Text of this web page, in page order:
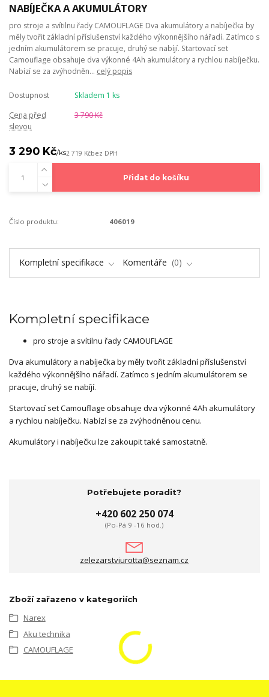
NABÍJEČKA A AKUMULÁTORY
pro stroje a svítilnu řady CAMOUFLAGE Dva akumulátory a nabíječka by
měly tvořit základní příslušenství každého výkonnějšího nářadí. Zatímco s
jedním akumulátorem se pracuje, druhý se nabíjí. Startovací set
Camouflage obsahuje dva výkonné 4Ah akumulátory a rychlou nabíječku.
Nabízí se za zvýhodněn... celý popis
Dostupnost
Skladem 1 ks
Cena před
slevou
3 790 Kč
3 290 Kč/ks2 719 Kčbez DPH
Přidat do košíku
Číslo produktu: 406019
Kompletní specifikace Komentáře 0
Kompletní specifikace
pro stroje a svítilnu řady CAMOUFLAGE
Dva akumulátory a nabíječka by měly tvořit základní příslušenství
každého výkonnějšího nářadí. Zatímco s jedním akumulátorem se
pracuje, druhý se nabíjí.
Startovací set Camouflage obsahuje dva výkonné 4Ah akumulátory
a rychlou nabíječku. Nabízí se za zvýhodněnou cenu.
Akumulátory i nabíječku lze zakoupit také samostatně.
Potřebujete poradit?
+420 602 250 074
(Po-Pá 9 -16 hod.)
zelezarstviurotta@seznam.cz
Zboží zařazeno v kategoriích
Narex
Aku technika
CAMOUFLAGE